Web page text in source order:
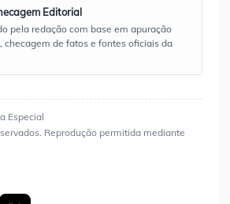
Editorial
pela redação com base em apuração
checagem de fatos e fontes oficiais da
Especial
Reprodução permitida mediante